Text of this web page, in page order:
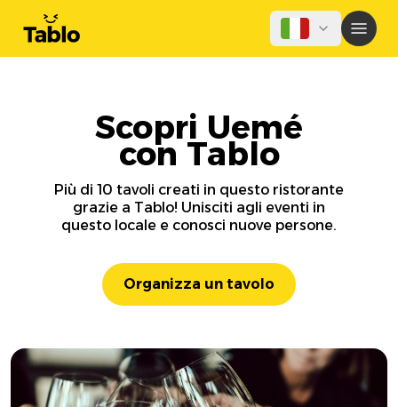
Scopri Uemé
con Tablo
Più di 10 tavoli creati in questo ristorante
grazie a Tablo! Unisciti agli eventi in
questo locale e conosci nuove persone.
Organizza un tavolo